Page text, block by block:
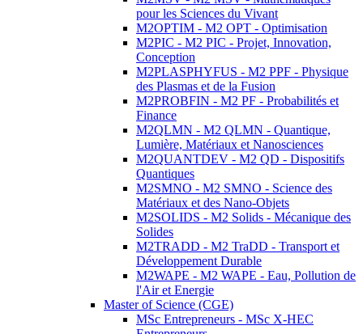
pour les Sciences du Vivant
M2OPTIM - M2 OPT - Optimisation
M2PIC - M2 PIC - Projet, Innovation,
Conception
M2PLASPHYFUS - M2 PPF - Physique
des Plasmas et de la Fusion
M2PROBFIN - M2 PF - Probabilités et
Finance
M2QLMN - M2 QLMN - Quantique,
Lumière, Matériaux et Nanosciences
M2QUANTDEV - M2 QD - Dispositifs
Quantiques
M2SMNO - M2 SMNO - Science des
Matériaux et des Nano-Objets
M2SOLIDS - M2 Solids - Mécanique des
Solides
M2TRADD - M2 TraDD - Transport et
Développement Durable
M2WAPE - M2 WAPE - Eau, Pollution de
l'Air et Energie
Master of Science (CGE)
MSc Entrepreneurs - MSc X-HEC